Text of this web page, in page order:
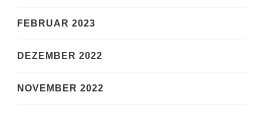
FEBRUAR 2023
DEZEMBER 2022
NOVEMBER 2022